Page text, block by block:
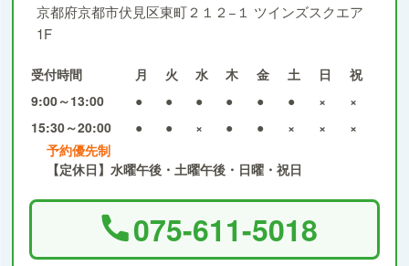
京都府京都市伏見区東町２１２−１ ツインズスクエア
1F
受付時間 月 火 水 木 金 土 日
祝
9:00～13:00
● ● ● ● ● ● ×
×
15:30～20:00
● ● × ● ● × ×
×
予約優先制
【定休日】水曜午後・土曜午後・日曜・祝日
075-611-5018